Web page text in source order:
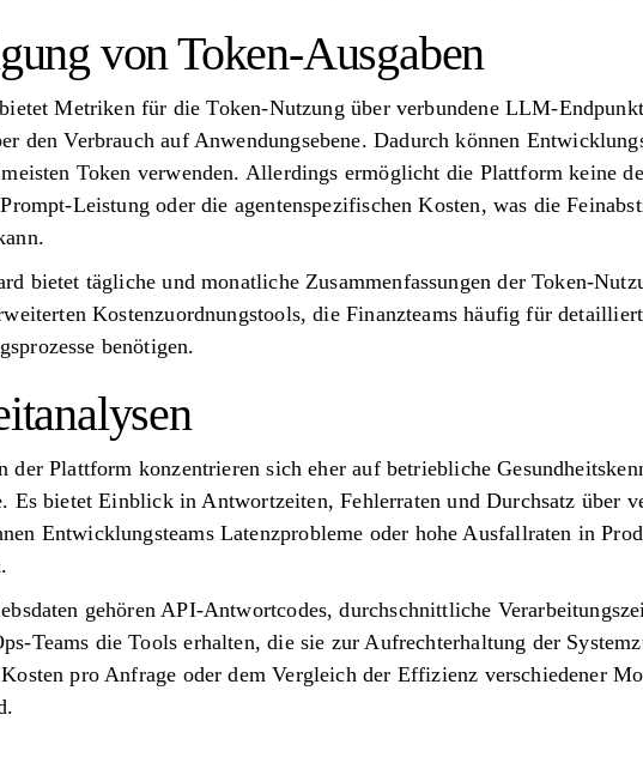
von Token-Ausgaben
Metriken für die Token-Nutzung über verbundene LLM-
den Verbrauch auf Anwendungsebene. Dadurch können
Token verwenden. Allerdings ermöglicht die Plattform keine
Leistung oder die agentenspezifischen Kosten, was die
bietet tägliche und monatliche Zusammenfassungen der Token-
Kostenzuordnungstools, die Finanzteams häufig für
benötigen.
der Plattform konzentrieren sich eher auf betriebliche
Es bietet Einblick in Antwortzeiten, Fehlerraten und Durchsatz über
Entwicklungsteams Latenzprobleme oder hohe Ausfallraten in
gehören API-Antwortcodes, durchschnittliche
Teams die Tools erhalten, die sie zur Aufrechterhaltung der
pro Anfrage oder dem Vergleich der Effizienz verschiedener